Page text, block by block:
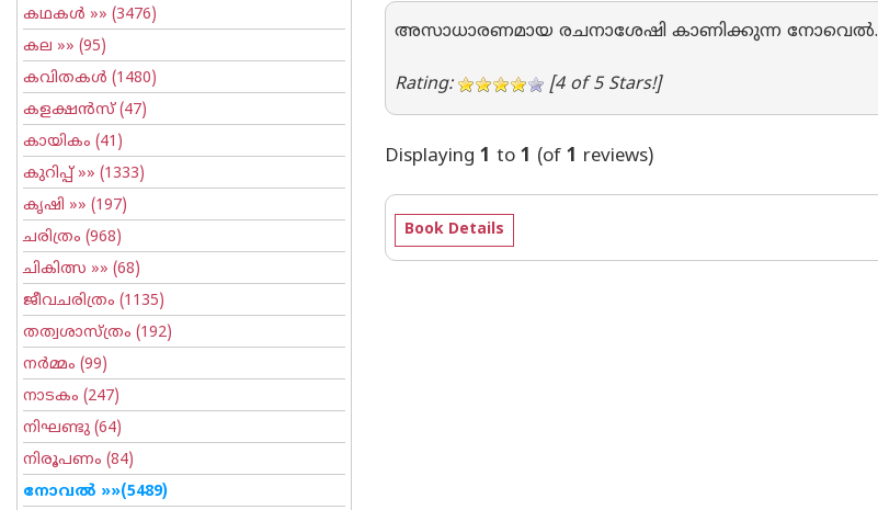
കഥകള്‍ »» (3476)
കല »» (95)
കവിതകള്‍ (1480)
കളക്ഷന്‍സ്(47)
കായികം (41)
കുറിപ്പ്‌ »» (1333)
കൃഷി »» (197)
ചരിത്രം (968)
ചികിത്സ »» (68)
ജീവചരിത്രം (1135)
തത്വശാസ്ത്രം (192)
നര്‍മ്മം (99)
നാടകം (247)
നിഘണ്ടു (64)
നിരൂപണം (84)
നോവല്‍ »»(5489)
അസാധാരണമായ രചനാശേഷി കാണിക്കുന്ന നോവെല്‍.
Rating: [4 of 5 Stars!]
Displaying 1 to 1 (of 1 reviews)
Book Details